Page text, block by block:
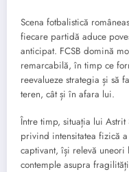
Scena fotbalistică
fiecare partidă aduce
anticipat. FCSB domină
remarcabilă, în timp ce
reevalueze strategia și să
teren, cât și în afara lui.
Între timp, situația lui
privind intensitatea fizică
captivant, își relevă uneori
contemple asupra